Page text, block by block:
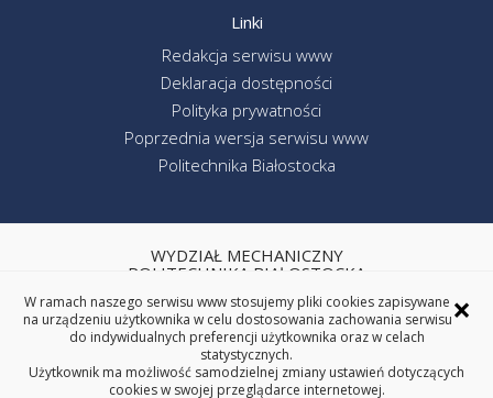
Linki
Redakcja serwisu www
Deklaracja dostępności
Polityka prywatności
Poprzednia wersja serwisu www
Politechnika Białostocka
WYDZIAŁ MECHANICZNY
POLITECHNIKA BIAŁOSTOCKA
ul. Wiejska 45C, 15-351 Białystok
tel. centrala (85) 746-92-00
REGON: 000001672 NIP: 542-020-87-21
×
W ramach naszego serwisu www stosujemy pliki cookies zapisywane
na urządzeniu użytkownika w celu dostosowania zachowania serwisu
do indywidualnych preferencji użytkownika oraz w celach
statystycznych.
Użytkownik ma możliwość samodzielnej zmiany ustawień dotyczących
cookies w swojej przeglądarce internetowej.